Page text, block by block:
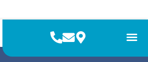
Svitlana Frank